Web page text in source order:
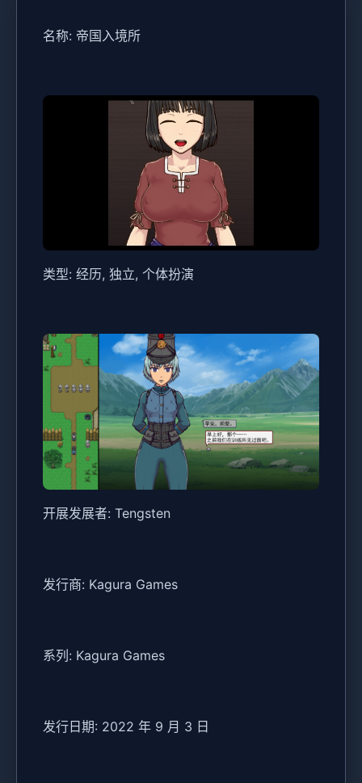
名称: 帝国入境所
类型: 经历, 独立, 个体扮演
开展发展者: Tengsten
发行商: Kagura Games
系列: Kagura Games
发行日期: 2022 年 9 月 3 日